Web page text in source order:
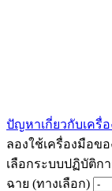
ปัญหาเกี่ยวกับเครื่
ลองใช้เครื่องมือข
เลือกระบบปฏิบัติก
ฉาย (ทางเลือก)